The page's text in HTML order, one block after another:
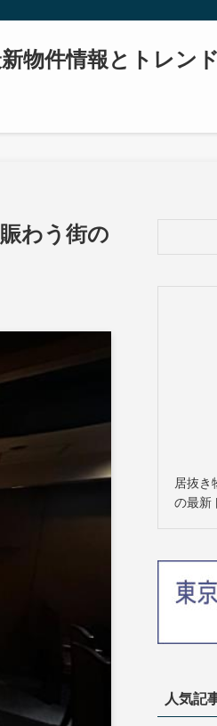
物件情報とトレンド
わう街の
居抜き
の最新
人気記